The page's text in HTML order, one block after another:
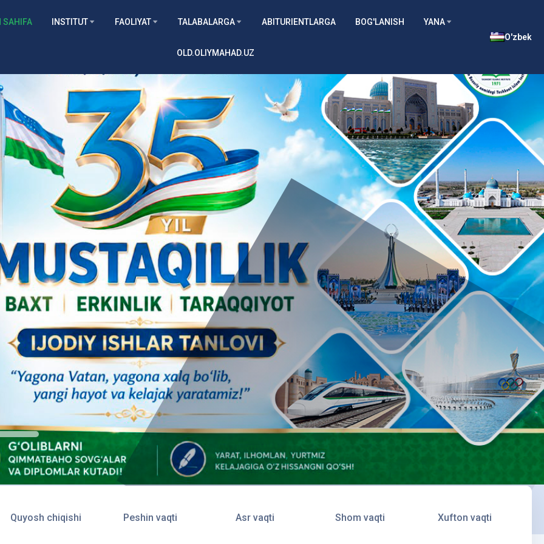
SAHIFA INSTITUT FAOLIYAT TALABALARGA ABITURIENTLARGA BOG'LANISH YANA
OLD.OLIYMAHAD.UZ
O'zbek
Quyosh chiqishi Peshin vaqti Asr vaqti Shom vaqti Xufton vaqti